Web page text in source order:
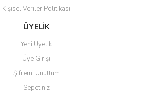
Kişisel Veriler Politikası
ÜYELİK
Yeni Üyelik
Üye Girişi
Şifremi Unuttum
Sepetiniz